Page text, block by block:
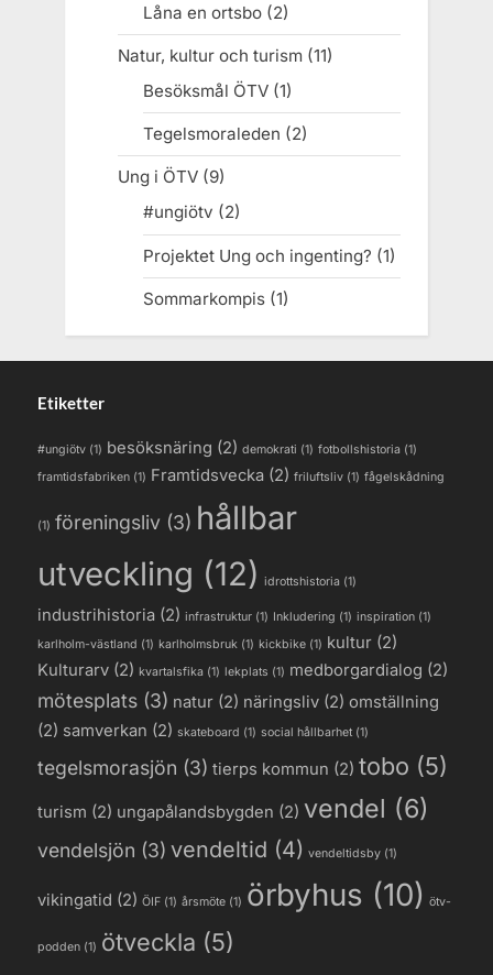
Låna en ortsbo(2)
Natur, kultur och turism(11)
Besöksmål ÖTV(1)
Tegelsmoraleden (2)
Ung i ÖTV(9)
#ungiötv (2)
Projektet Ung och ingenting? (1)
Sommarkompis(1)
Etiketter
#ungiötv (1) besöksnäring (2) demokrati (1) fotbollshistoria (1)
framtidsfabriken (1) Framtidsvecka (2) friluftsliv (1) fågelskådning
(1) föreningsliv (3) hållbar
utveckling (12) idrottshistoria (1)
industrihistoria (2) infrastruktur (1) Inkludering (1) inspiration (1)
karlholm-västland (1) karlholmsbruk (1) kickbike (1) kultur (2)
Kulturarv (2) kvartalsfika (1) lekplats (1) medborgardialog (2)
mötesplats (3) natur (2) näringsliv (2) omställning
(2) samverkan (2) skateboard (1) social hållbarhet (1)
tegelsmorasjön (3) tierps kommun (2) tobo (5)
turism (2) ungapålandsbygden (2) vendel (6)
vendelsjön (3) vendeltid (4) vendeltidsby (1)
vikingatid (2) ÖIF (1) årsmöte (1) örbyhus (10) ötv-
podden (1) ötveckla (5)